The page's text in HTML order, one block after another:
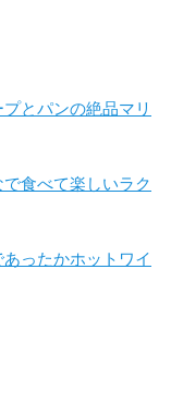
とパンの絶品マリ
食べて楽しいラク
ったかホットワイ